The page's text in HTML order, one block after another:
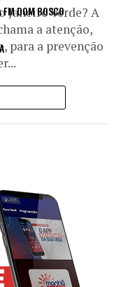
FM DOM BOSCO
Janeiro Verde? A
a atenção,
para a prevenção